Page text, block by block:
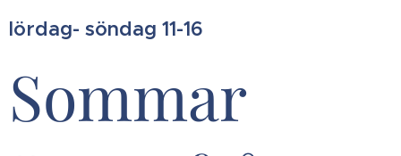
lördag- söndag 11-16
Sommar